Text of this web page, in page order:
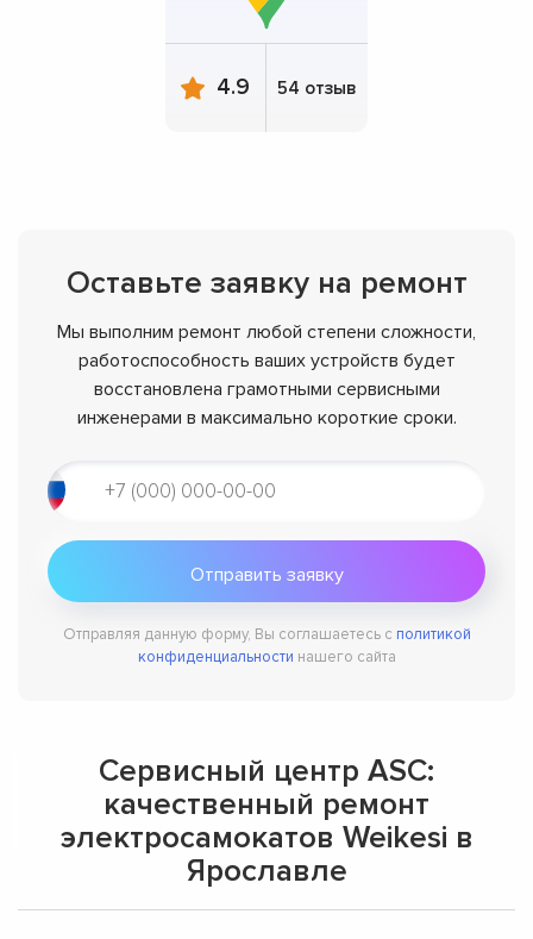
4.9 54 отзыв
Оставьте заявку на ремонт
Мы выполним ремонт любой степени сложности,
работоспособность ваших устройств будет
восстановлена грамотными сервисными
инженерами в максимально короткие сроки.
Отправляя данную форму, Вы соглашаетесь с политикой
конфиденциальности нашего сайта
Сервисный центр ASC:
качественный ремонт
электросамокатов Weikesi в
Ярославле